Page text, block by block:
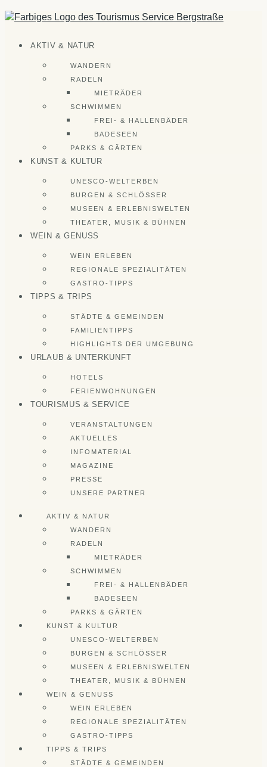
Zum
Inhalt
AKTIV & NATUR
WANDERN
RADELN
MIETRÄDER
SCHWIMMEN
FREI- & HALLENBÄDER
BADESEEN
PARKS & GÄRTEN
KUNST & KULTUR
UNESCO-WELTERBEN
BURGEN & SCHLÖSSER
MUSEEN & ERLEBNISWELTEN
THEATER, MUSIK & BÜHNEN
WEIN & GENUSS
WEIN ERLEBEN
REGIONALE SPEZIALITÄTEN
GASTRO-TIPPS
TIPPS & TRIPS
STÄDTE & GEMEINDEN
FAMILIENTIPPS
HIGHLIGHTS DER UMGEBUNG
URLAUB & UNTERKUNFT
HOTELS
FERIENWOHNUNGEN
TOURISMUS & SERVICE
VERANSTALTUNGEN
AKTUELLES
INFOMATERIAL
MAGAZINE
PRESSE
UNSERE PARTNER
AKTIV & NATUR
WANDERN
RADELN
MIETRÄDER
SCHWIMMEN
FREI- & HALLENBÄDER
BADESEEN
PARKS & GÄRTEN
KUNST & KULTUR
UNESCO-WELTERBEN
BURGEN & SCHLÖSSER
MUSEEN & ERLEBNISWELTEN
THEATER, MUSIK & BÜHNEN
WEIN & GENUSS
WEIN ERLEBEN
REGIONALE SPEZIALITÄTEN
GASTRO-TIPPS
TIPPS & TRIPS
STÄDTE & GEMEINDEN